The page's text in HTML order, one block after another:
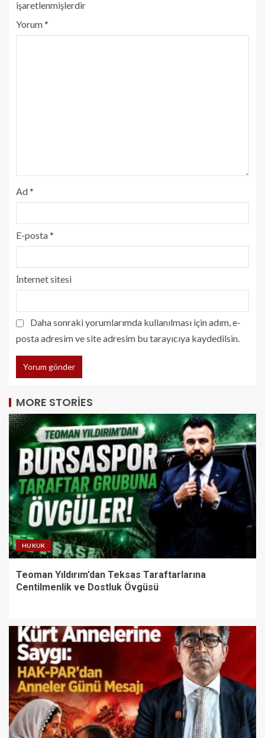
işaretlenmişlerdir
Yorum*
Ad*
E-posta*
İnternet sitesi
Daha sonraki yorumlarımda kullanılması için adım, e-
posta adresim ve site adresim bu tarayıcıya kaydedilsin.
MORE STORIES
HUKUK
Teoman Yıldırım’dan Teksas Taraftarlarına
Centilmenlik ve Dostluk Övgüsü